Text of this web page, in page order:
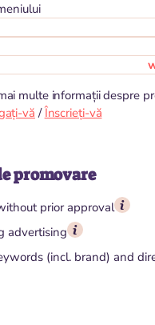
multe informații despre
vă /Înscrieți-vă
promovare
prior approval
advertising
(incl. brand) and